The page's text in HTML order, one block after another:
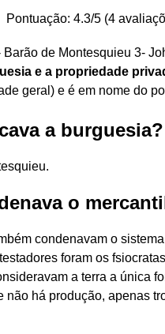
Pontuação: 4.3/5 (4
Barão de Montesquieu 3-
e a propriedade
geral) e é em nome do
a burguesia?
o
condenavam o
foram os
a terra a única
não há produção, apenas